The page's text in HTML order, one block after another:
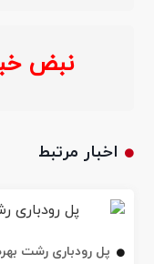
نبض
اخبار مرتبط
پل رودباری رشت